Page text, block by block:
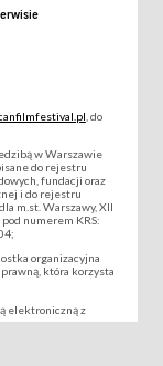
, do
w Warszawie
do rejestru
fundacji oraz
i do rejestru
m.st. Warszawy, XII
numerem KRS:
organizacyjna
która korzysta
elektroniczną z